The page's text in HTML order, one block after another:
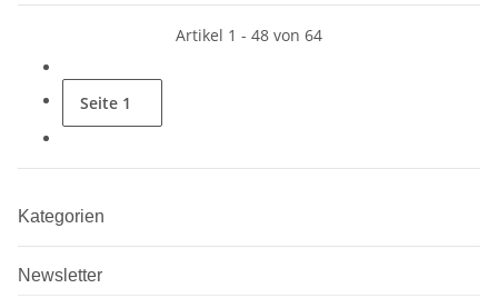
Artikel 1 - 48 von 64
Seite 1
Kategorien
Newsletter